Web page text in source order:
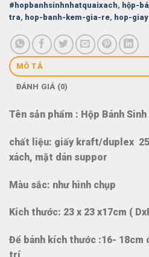
#hopbanhsinhnhatquaixach, hộp-
tra, hop-banh-kem-gia-re, hop-giay
MÔ TẢ
ĐÁNH GIÁ (0)
Tên sản phẩm : Hộp Bánh
chất liệu: giấy kraft/duplex
xách, mặt dán suppor
Màu sắc: như hình chụp
Kích thước: 23 x 23 x17cm (
Để bánh kích thước :16- 18cm